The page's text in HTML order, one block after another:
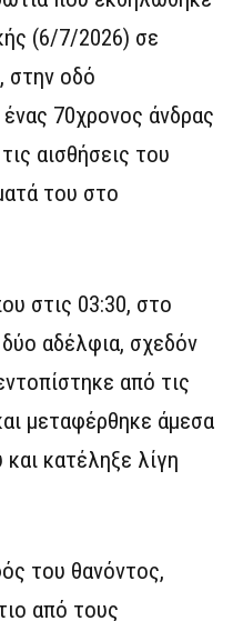
(6/7/2026) σε
στην οδό
70χρονος άνδρας
αισθήσεις του
του στο
στις 03:30, στο
αδέλφια, σχεδόν
από τις
μεταφέρθηκε άμεσα
κατέληξε λίγη
του θανόντος,
από τους